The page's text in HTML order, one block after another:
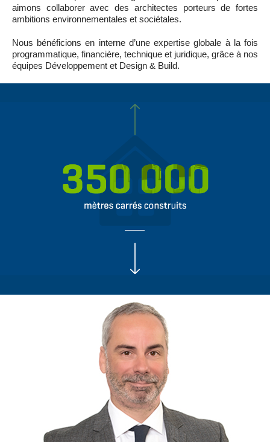
aimons collaborer avec des architectes porteurs de fortes
ambitions environnementales et sociétales.
Nous bénéficions en interne d’une expertise globale à la fois
programmatique, financière, technique et juridique, grâce à nos
équipes Développement et Design & Build.